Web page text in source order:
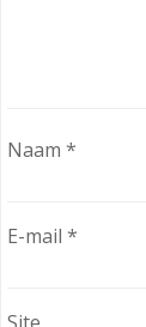
Naam *
E-mail *